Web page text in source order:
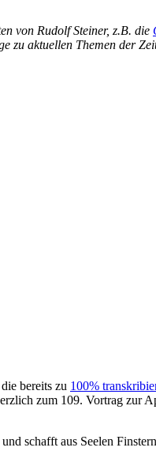
von Rudolf Steiner, z.B. die
zu aktuellen Themen der
bereits zu 100%
zum 109. Vortrag zur
schafft aus Seelen